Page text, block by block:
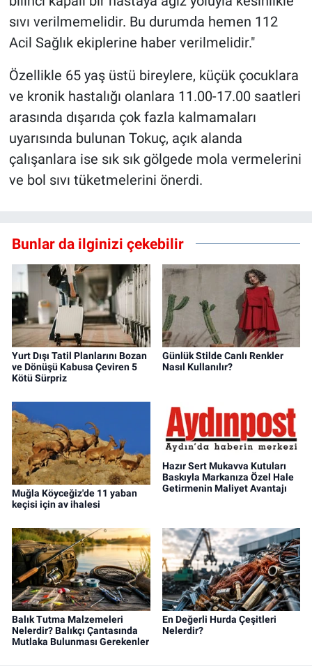
sıvı verilmemelidir. Bu durumda hemen 112
Acil Sağlık ekiplerine haber verilmelidir."
Özellikle 65 yaş üstü bireylere, küçük çocuklara
ve kronik hastalığı olanlara 11.00-17.00 saatleri
arasında dışarıda çok fazla kalmamaları
uyarısında bulunan Tokuç, açık alanda
çalışanlara ise sık sık gölgede mola vermelerini
ve bol sıvı tüketmelerini önerdi.
Bunlar da ilginizi çekebilir
Yurt Dışı Tatil Planlarını Bozan
ve Dönüşü Kabusa Çeviren 5
Kötü Sürpriz
Günlük Stilde Canlı Renkler
Nasıl Kullanılır?
Muğla Köyceğiz'de 11 yaban
keçisi için av ihalesi
Hazır Sert Mukavva Kutuları
Baskıyla Markanıza Özel Hale
Getirmenin Maliyet Avantajı
Balık Tutma Malzemeleri
Nelerdir? Balıkçı Çantasında
Mutlaka Bulunması Gerekenler
En Değerli Hurda Çeşitleri
Nelerdir?